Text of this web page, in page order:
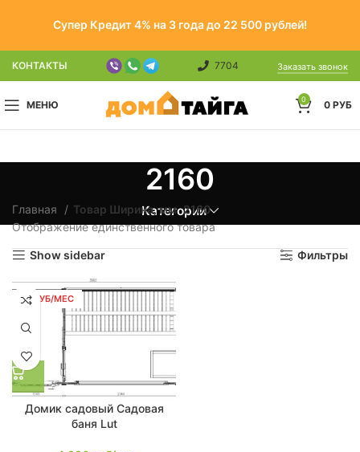
Супер Кредит 4% на 3 года до 22 500 рублей!
КОНТАКТЫ 7704 Заказать звонок
МЕНЮ 0 0 РУБ
2160
Категории
Главная Товар Ширина, мм 2160
Отображение единственного товара
Show sidebar Фильтры
93 РУБ/МЕС
Домик садовый Садовая
баня Lut